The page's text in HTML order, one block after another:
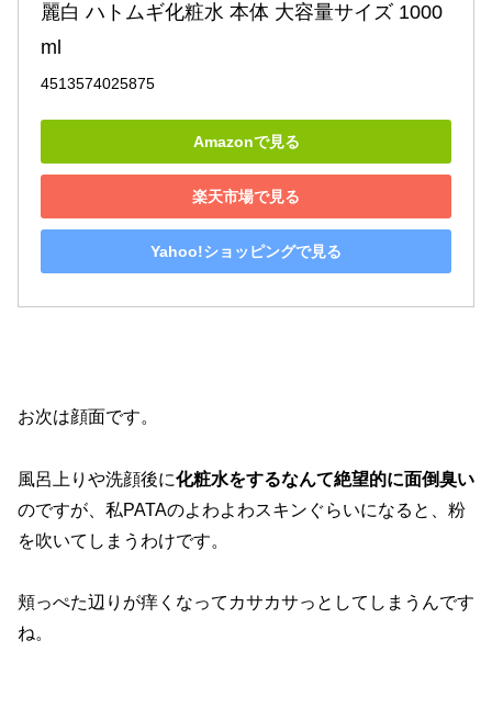
麗白 ハトムギ化粧水 本体 大容量サイズ 1000
ml
4513574025875
Amazonで見る
楽天市場で見る
Yahoo!ショッピングで見る
お次は顔面です。
風呂上りや洗顔後に化粧水をするなんて絶望的に面倒臭い
のですが、私PATAのよわよわスキンぐらいになると、粉
を吹いてしまうわけです。
頬っぺた辺りが痒くなってカサカサっとしてしまうんです
ね。